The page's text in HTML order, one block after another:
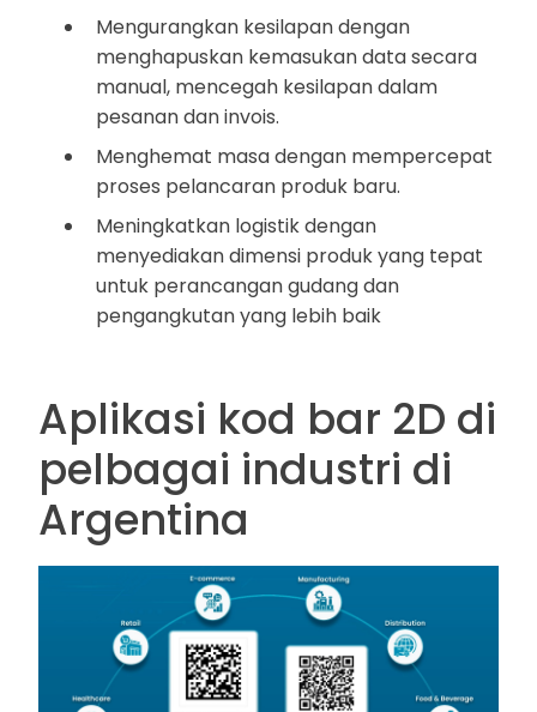
Mengurangkan kesilapan dengan
menghapuskan kemasukan data secara
manual, mencegah kesilapan dalam
pesanan dan invois.
Menghemat masa dengan mempercepat
proses pelancaran produk baru.
Meningkatkan logistik dengan
menyediakan dimensi produk yang tepat
untuk perancangan gudang dan
pengangkutan yang lebih baik
Aplikasi kod bar 2D di
pelbagai industri di
Argentina